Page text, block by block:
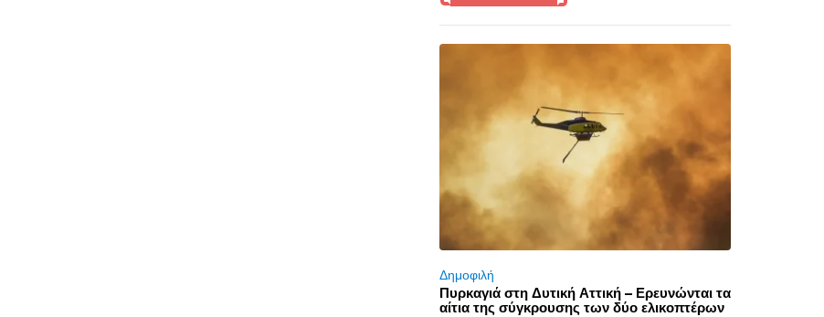
Δημοφιλή
Πυρκαγιά στη Δυτική Αττική – Ερευνώνται τα
αίτια της σύγκρουσης των δύο ελικοπτέρων